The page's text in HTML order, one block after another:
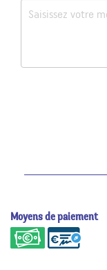
Moyens de paiement